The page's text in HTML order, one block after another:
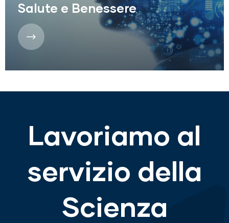
Salute e Benessere
Lavoriamo al
servizio della
Scienza